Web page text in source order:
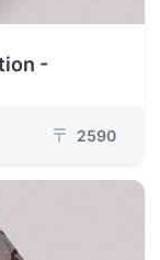
-
₸ 2590